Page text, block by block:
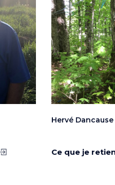
Hervé Dancause
Ce que je